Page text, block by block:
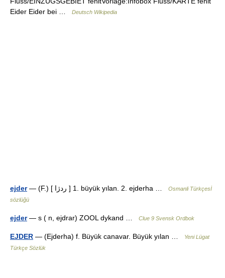
Eider Eider bei …
Deutsch Wikipedia
ejder — (F.) [ ردژا ] 1. büyük yılan. 2. ejderha …
Osmanli Türkçesİ
sözlüğü
ejder— s ( n, ejdrar) ZOOL dykand … Clue 9 Svensk Ordbok
EJDER — (Ejderha) f. Büyük canavar. Büyük yılan …
Yeni Lügat
Türkçe Sözlük